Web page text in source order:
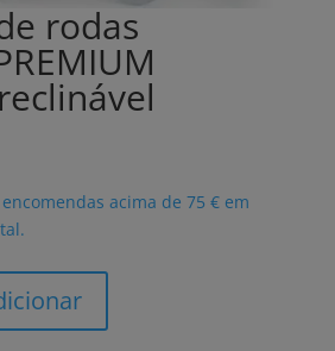
rodas
acima de 75 € em